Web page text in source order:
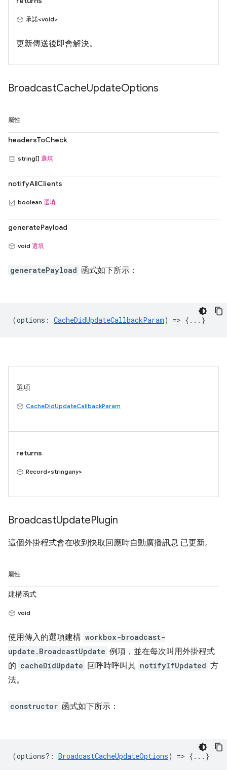
承諾<void>
更新傳送後即會解決。
BroadcastCacheUpdateOptions
屬性
headersToCheck
string[] 選填
notifyAllClients
boolean 選填
generatePayload
void 選填
generatePayload 函式如下所示：
(options : CacheDidUpdateCallbackParam) => {...}
選項
CacheDidUpdateCallbackParam
returns
Record<stringany>
BroadcastUpdatePlugin
這個外掛程式會在收到快取回應時自動廣播訊息 已更新。
屬性
建構函式
void
使用傳入的選項建構 workbox-broadcast-
update.BroadcastUpdate 例項，並在每次叫用外掛程式
的 cacheDidUpdate 回呼時呼叫其 notifyIfUpdated 方
法。
constructor 函式如下所示：
(options? : BroadcastCacheUpdateOptions) => {...}